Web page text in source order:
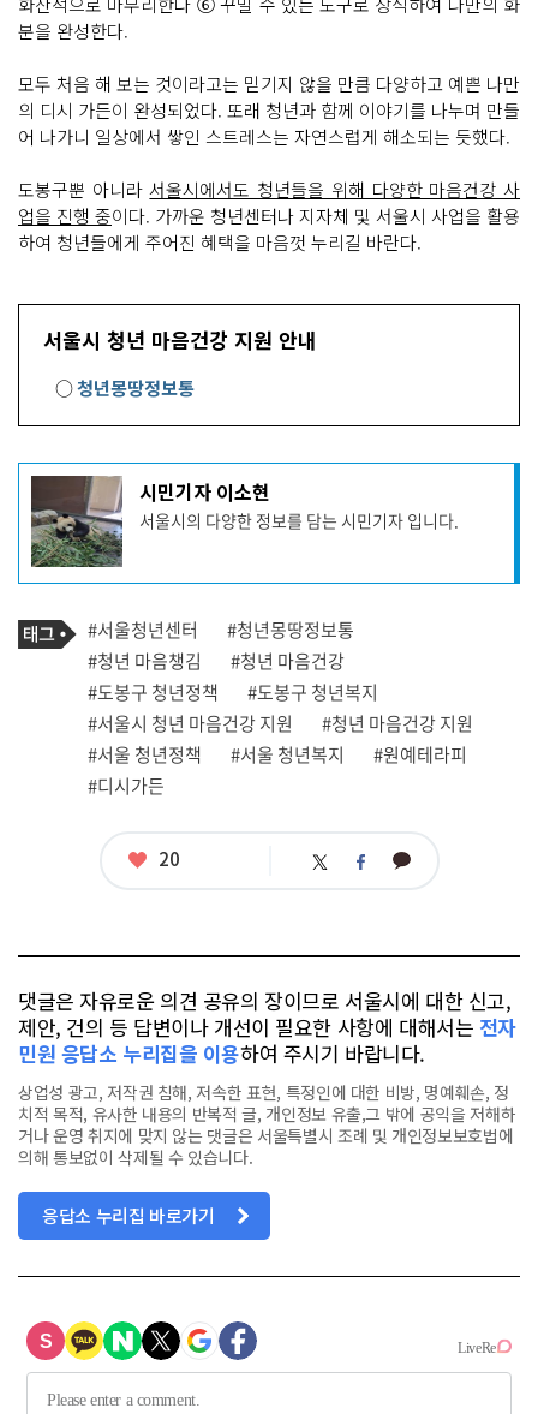
분을 완성한다.
모두 처음 해 보는 것이라고는 믿기지 않을 만큼 다양하고 예쁜 나만
의 디시 가든이 완성되었다. 또래 청년과 함께 이야기를 나누며 만들
어 나가니 일상에서 쌓인 스트레스는 자연스럽게 해소되는 듯했다.
도봉구뿐 아니라서울시에서도 청년들을 위해 다양한 마음건강 사
업을 진행 중이다. 가까운 청년센터나 지자체 및 서울시 사업을 활용
하여 청년들에게 주어진 혜택을 마음껏 누리길 바란다.
서울시 청년 마음건강 지원 안내
○청년몽땅정보통
기
사
작
성
자
프
필
시민기자 이소현
서울시의 다양한 정보를 담는 시민기자 입니다.
기
사
관
련
태
그
태
그
#서울청년센터
#청년몽땅정보통
#청년 마음챙김
#청년 마음건강
#도봉구 청년정책
#도봉구 청년복지
#서울시 청년 마음건강 지원
#청년 마음건강 지원
#서울 청년정책
#서울 청년복지
#원예테라피
#디시가든
좋
20 트 페 카
댓글은 자유로운 의견 공유의 장이므로 서울시에 대한 신고,
제안, 건의 등 답변이나 개선이 필요한 사항에 대해서는 전자
민원 응답소 누리집을 이용하여 주시기 바랍니다.
상업성 광고, 저작권 침해, 저속한 표현, 특정인에 대한 비방, 명예훼손, 정
치적 목적, 유사한 내용의 반복적 글, 개인정보 유출,그 밖에 공익을 저해하
거나 운영 취지에 맞지 않는 댓글은 서울특별시 조례 및 개인정보보호법에
의해 통보없이 삭제될 수 있습니다.
응답소 누리집 바로가기